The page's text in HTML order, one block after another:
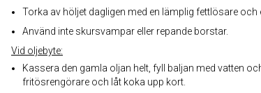
Torka av höljet dagligen med en lämplig fettlösare och
Använd inte skursvampar eller repande borstar.
Vid oljebyte:
Kassera den gamla oljan helt, fyll baljan med vatten
fritösrengörare och låt koka upp kort.